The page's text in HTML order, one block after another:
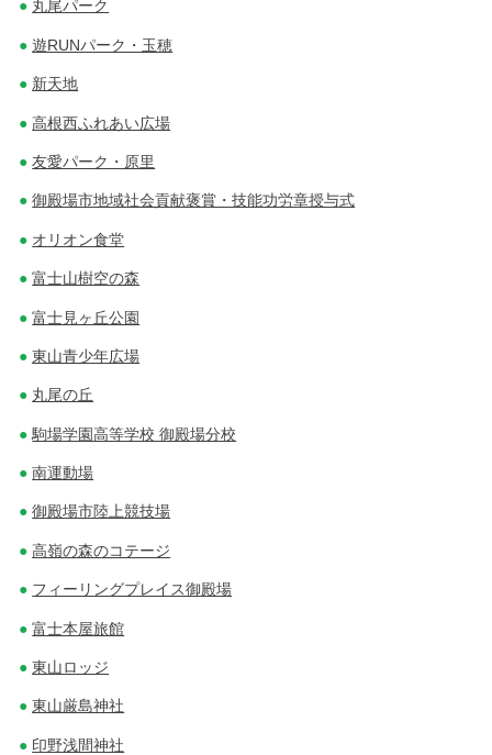
丸尾パーク
遊RUNパーク・玉穂
新天地
高根西ふれあい広場
友愛パーク・原里
御殿場市地域社会貢献褒賞・技能功労章授与式
オリオン食堂
富士山樹空の森
富士見ヶ丘公園
東山青少年広場
丸尾の丘
駒場学園高等学校 御殿場分校
南運動場
御殿場市陸上競技場
高嶺の森のコテージ
フィーリングプレイス御殿場
富士本屋旅館
東山ロッジ
東山厳島神社
印野浅間神社